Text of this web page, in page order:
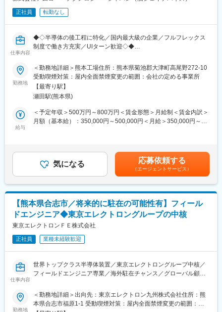
・新規・増産・減産ビジネスのサポート計画立案
・収益性評価・必要投資の見極め
<設備投資・固定資産管理>
・固定資産の管理・不要設備の転用・廃却対応
■ポジションの魅力
◎製造現場に近い立場で改善成果を実感できる
る
◎生産能力管理から設備投資計画まで、幅広いIE業務に携われる
IEチームは全体的に年齢層が高く、今後数年で実働人員の減少が
見込まれています。
各拠点で安定的にIE業務を継続するため、次世代の中核人材とし
て育成・活躍いただける方を採用します。
熊本拠点で1名の採用を予定しています。
■当社の特徴
◇世の中のあらゆるモノの中で、人々の生活を密かに支えている
「半導体」。
◇世界トップクラスの先端技術と生産規模・ノウハウを有し、各
国の大手メーカーとパートナーシップを築きながら、高品質な半
変更の範囲：会社の定める業務
正社員 転勤なし
仕事内容
◆◇半導体の後工程に特化／国内最大級の企業／フルフレックス
制度で働き方充実／UIターン歓迎◇◆
■採用背景：
～組織拡大に伴う増員募集～
当社は半導体の後工程に特化した国内最大級の専業メーカーで
す。グローバルな資材調達力、世界的な競争力、規模、技術を有
し、さらなる成長を目指してシニア会計士を募集します。
■業務内容：
当社のシニア会計士として以下の業務を担当していただきます。
・勘定分析
・勘定照合
・海外工場分請求業務
・監査対応（内部／外部）
・プロジェクト対応 など
財務統括部門全体で25名（うち派遣1名）が在籍しており、東京
（8名）、熊本（10名）、臼杵（3名）、福井（2名）、函館（2
京（5名）と臼杵（1名）で構成されています。管理職2名、その
他男性2名、女性4名、平均年齢45歳位のチームです。
■当社の特徴：
【半導体「後工程」世界トップクラス】
勤務地
＜勤務地詳細＞熊本工場住所：熊本県菊池郡大津町高尾野272-10
受動喫煙対策：屋内全面禁煙変更の範囲：会社の定める事業所
【最寄り駅】
瀬田駅(熊本県)
給与
＜予定年収＞500万円～800万円＜賃金形態＞月給制＜賃金内訳＞
月額（基本給）：350,000円～500,000円＜月給＞350,000円～
額であり、選考を通じて上下する可能性があります。月給(月額)は
固定手当を含めた表記です。
気になる 応募依頼する
（エージェントサービス）
【熊本県合志市／将来的に駐在の可能性有】フィール
ドエンジニア◆東京エレクトロングループの中核
東京エレクトロンＦＥ株式会社
正社員 業種未経験歓迎
仕事内容
世界トップクラス半導体装置／東京エレクトロングループ中核／
フィールドエンジニア専業／海外駐在チャンス／グローバル顧客
※東京エレクトロン九州株式会社への在籍出向です。
【海外駐在にチャレンジしたい方へ／東京エレクトロングループ
勤務地
＜勤務地詳細＞出向先：東京エレクトロン九州株式会社住所：熊
本県合志市福原1-1 受動喫煙対策：屋内全面禁煙変更の範囲：会